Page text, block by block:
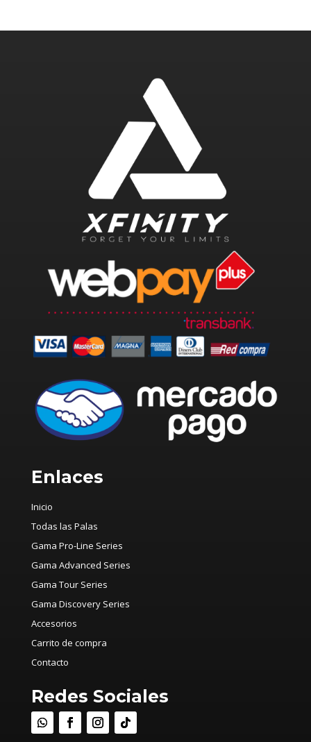
Enlaces
Inicio
Todas las Palas
Gama Pro-Line Series
Gama Advanced Series
Gama Tour Series
Gama Discovery Series
Accesorios
Carrito de compra
Contacto
Redes Sociales